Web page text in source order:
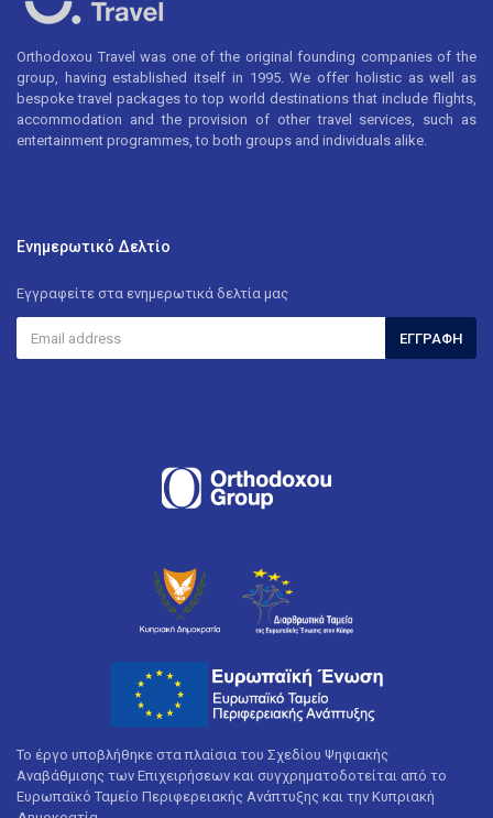
Orthodoxou Travel was one of the original founding companies of the
group, having established itself in 1995. We offer holistic as well as
bespoke travel packages to top world destinations that include flights,
accommodation and the provision of other travel services, such as
entertainment programmes, to both groups and individuals alike.
Ενημερωτικό Δελτίο
Εγγραφείτε στα ενημερωτικά δελτία μας
ΕΓΓΡΑΦΉ
Το έργο υποβλήθηκε στα πλαίσια του Σχεδίου Ψηφιακής
Αναβάθμισης των Επιχειρήσεων και συγχρηματοδοτείται από το
Ευρωπαϊκό Ταμείο Περιφερειακής Ανάπτυξης και την Κυπριακή